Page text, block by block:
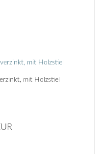
mit Holzstiel